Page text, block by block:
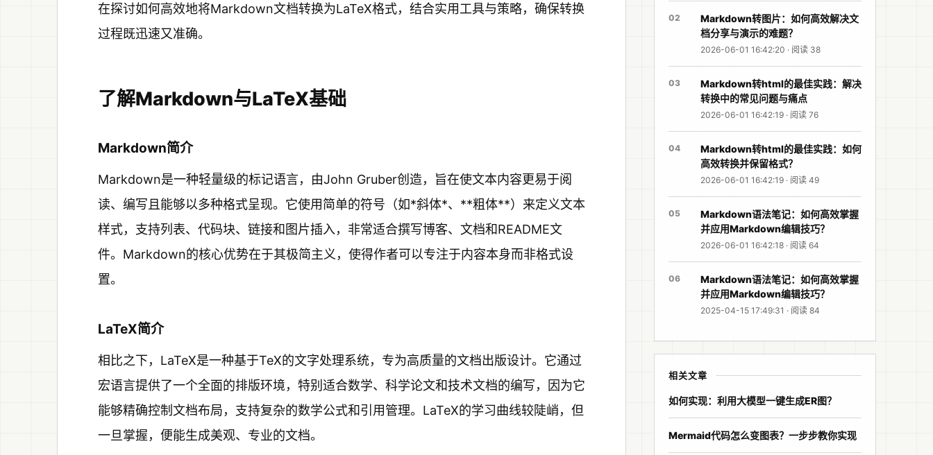
在探讨如何高效地将Markdown文档转换为LaTeX格式，结合实用工具与策略，确保转换
过程既迅速又准确。
了解Markdown与LaTeX基础
Markdown简介
Markdown是一种轻量级的标记语言，由John Gruber创造，旨在使文本内容更易于阅
读、编写且能够以多种格式呈现。它使用简单的符号（如*斜体*、**粗体**）来定义文本
样式，支持列表、代码块、链接和图片插入，非常适合撰写博客、文档和README文
件。Markdown的核心优势在于其极简主义，使得作者可以专注于内容本身而非格式设
置。
LaTeX简介
相比之下，LaTeX是一种基于TeX的文字处理系统，专为高质量的文档出版设计。它通过
宏语言提供了一个全面的排版环境，特别适合数学、科学论文和技术文档的编写，因为它
能够精确控制文档布局，支持复杂的数学公式和引用管理。LaTeX的学习曲线较陡峭，但
一旦掌握，便能生成美观、专业的文档。
02
Markdown转图片：如何高效解决文
档分享与演示的难题？
2026-06-01 16:42:20 · 阅读 38
03
Markdown转html的最佳实践：解决
转换中的常见问题与痛点
2026-06-01 16:42:19 · 阅读 76
04
Markdown转html的最佳实践：如何
高效转换并保留格式？
2026-06-01 16:42:19 · 阅读 49
05
Markdown语法笔记：如何高效掌握
并应用Markdown编辑技巧？
2026-06-01 16:42:18 · 阅读 64
06
Markdown语法笔记：如何高效掌握
并应用Markdown编辑技巧？
2025-04-15 17:49:31 · 阅读 84
相关文章
如何实现：利用大模型一键生成ER图？
Mermaid代码怎么变图表？一步步教你实现